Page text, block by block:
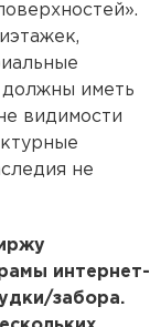
должны иметь
видимости
не
интернет-
забора.